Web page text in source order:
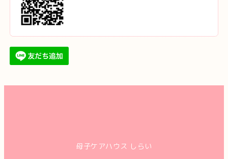
母子ケアハウス しらい